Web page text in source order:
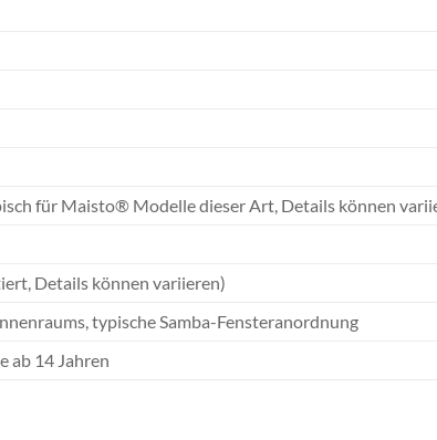
für Maisto® Modelle dieser Art, Details können
Details können variieren)
typische Samba-Fensteranordnung
ab 14 Jahren